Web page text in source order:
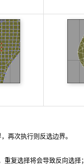
再次执行则反选边界。
复选择将会导致反向选择；